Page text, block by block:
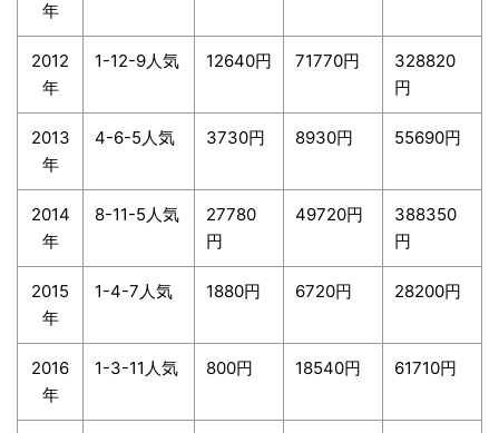
年
2012
年
1-12-9人気 12640円 71770円
328820
円
2013
年
4-6-5人気 3730円 8930円 55690円
2014
年
8-11-5人気
27780
円
49720円
388350
円
2015
年
1-4-7人気 1880円 6720円 28200円
2016
年
1-3-11人気 800円 18540円 61710円